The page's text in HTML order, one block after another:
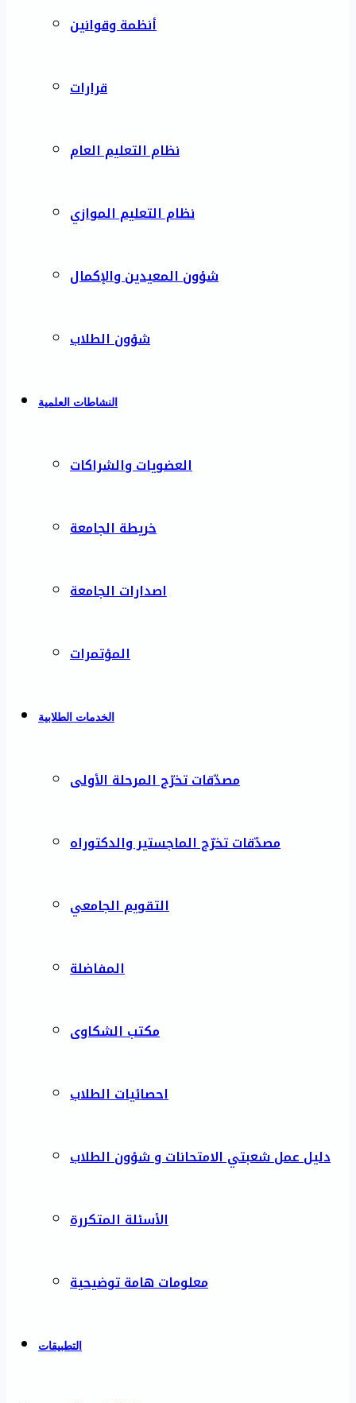
أنظمة وقوانين
قرارات
نظام التعليم العام
نظام التعليم الموازي
شؤون المعيدين والإكمال
شؤون الطلاب
النشاطات العلمية
العضويات والشراكات
خريطة الجامعة
اصدارات الجامعة
المؤتمرات
الخدمات الطلابية
مصدّقات تخرّج المرحلة الأولى
مصدّقات تخرّج الماجستير والدكتوراه
التقويم الجامعي
المفاضلة
مكتب الشكاوى
احصائيات الطلاب
دليل عمل شعبتي الامتحانات و شؤون الطلاب
الأسئلة المتكررة
معلومات هامة توضيحية
التطبيقات